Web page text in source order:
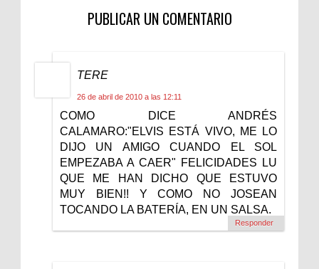
PUBLICAR UN COMENTARIO
TERE
26 de abril de 2010 a las 12:11
COMO DICE ANDRÉS
CALAMARO:"ELVIS ESTÁ VIVO, ME LO
DIJO UN AMIGO CUANDO EL SOL
EMPEZABA A CAER" FELICIDADES LU
QUE ME HAN DICHO QUE ESTUVO
MUY BIEN!! Y COMO NO JOSEAN
TOCANDO LA BATERÍA, EN UN SALSA.
Responder